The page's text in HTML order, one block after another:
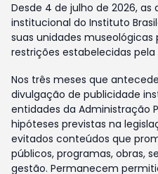
Desde 4 de julho de 2026,
institucional do Instituto
suas unidades museológicas
restrições estabelecidas
Nos três meses que
divulgação de publicidade
entidades da Administração
hipóteses previstas na
evitados conteúdos que
públicos, programas, obras,
gestão. Permanecem